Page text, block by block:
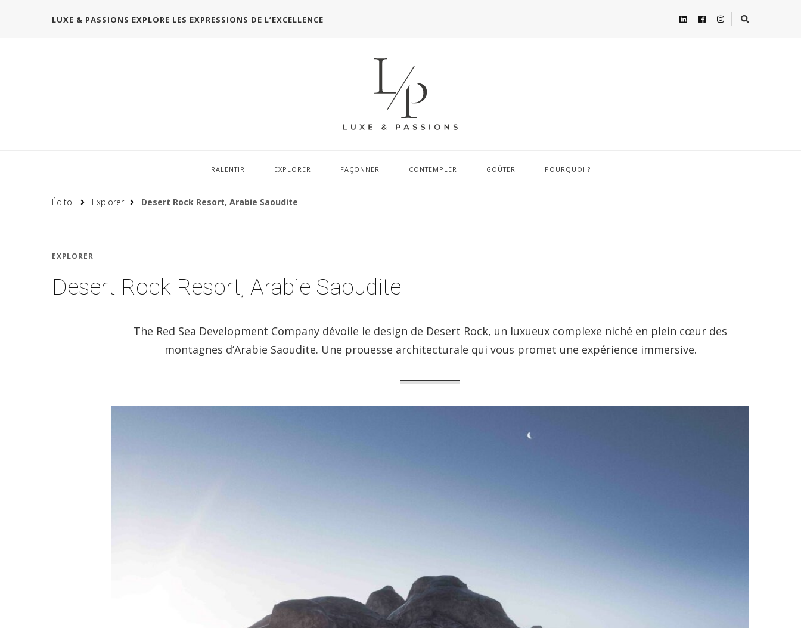
LUXE & PASSIONS EXPLORE LES EXPRESSIONS DE L’EXCELLENCE
RALENTIR EXPLORER FAÇONNER CONTEMPLER GOÛTER POURQUOI ?
Édito Explorer Desert Rock Resort, Arabie Saoudite
EXPLORER
Desert Rock Resort, Arabie Saoudite
The Red Sea Development Company dévoile le design de Desert Rock, un luxueux complexe niché en plein cœur des
montagnes d’Arabie Saoudite. Une prouesse architecturale qui vous promet une expérience immersive.